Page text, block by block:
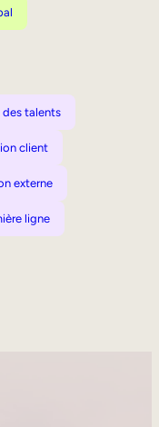
talents
client
externe
ligne